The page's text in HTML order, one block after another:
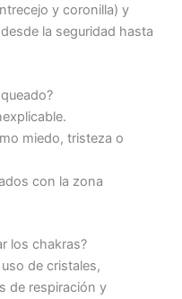
y coronilla) y
la seguridad hasta
miedo, tristeza o
con la zona
los chakras?
de cristales,
de respiración y